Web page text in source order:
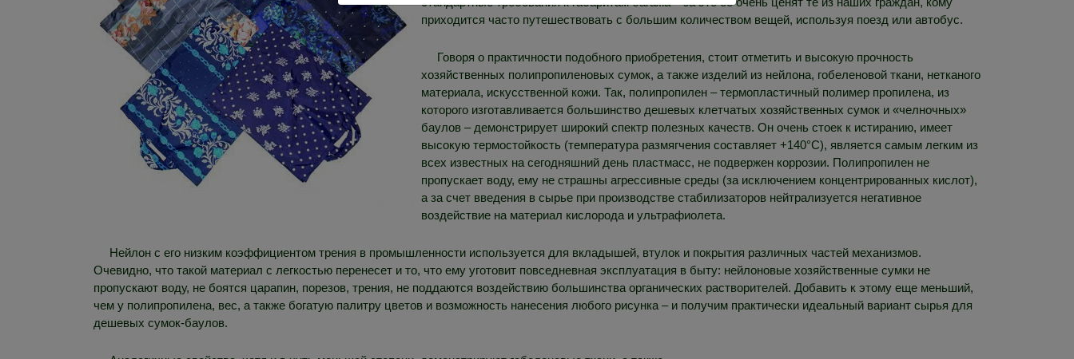
приходится часто путешествовать с большим количеством вещей, используя поезд или автобус.
Говоря о практичности подобного приобретения, стоит отметить и высокую прочность
хозяйственных полипропиленовых сумок, а также изделий из нейлона, гобеленовой ткани, нетканого
материала, искусственной кожи. Так, полипропилен – термопластичный полимер пропилена, из
которого изготавливается большинство дешевых клетчатых хозяйственных сумок и «челночных»
баулов – демонстрирует широкий спектр полезных качеств. Он очень стоек к истиранию, имеет
высокую термостойкость (температура размягчения составляет +140°C), является самым легким из
всех известных на сегодняшний день пластмасс, не подвержен коррозии. Полипропилен не
пропускает воду, ему не страшны агрессивные среды (за исключением концентрированных кислот),
а за счет введения в сырье при производстве стабилизаторов нейтрализуется негативное
воздействие на материал кислорода и ультрафиолета.
Нейлон с его низким коэффициентом трения в промышленности используется для вкладышей, втулок и покрытия различных частей механизмов.
Очевидно, что такой материал с легкостью перенесет и то, что ему уготовит повседневная эксплуатация в быту: нейлоновые хозяйственные сумки не
пропускают воду, не боятся царапин, порезов, трения, не поддаются воздействию большинства органических растворителей. Добавить к этому еще меньший,
чем у полипропилена, вес, а также богатую палитру цветов и возможность нанесения любого рисунка – и получим практически идеальный вариант сырья для
дешевых сумок-баулов.